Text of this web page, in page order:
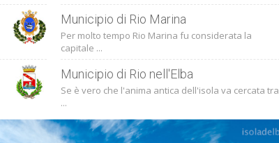
Municipio di Rio Marina
Per molto tempo Rio Marina fu considerata la
capitale ...
Municipio di Rio nell'Elba
Se è vero che l'anima antica dell'isola va cercata tra
...